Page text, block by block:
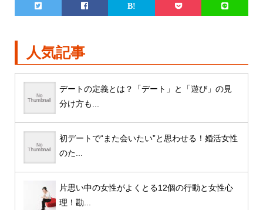
人気記事
デートの定義とは？「デート」と「遊び」の見
分け方も...
初デートで“また会いたい”と思わせる！婚活女性
のた...
片思い中の女性がよくとる12個の行動と女性心
理！勘...